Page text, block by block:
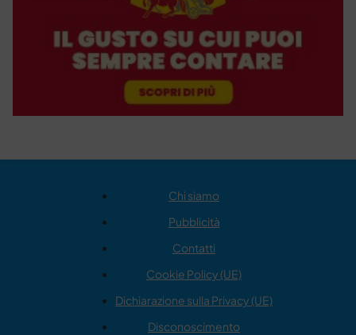
Chi siamo
Pubblicità
Contatti
Cookie Policy (UE)
Dichiarazione sulla Privacy (UE)
Disconoscimento